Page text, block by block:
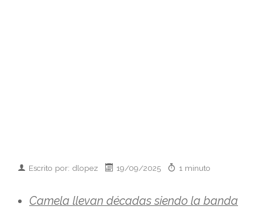
Escrito por: dlopez 19/09/2025 1 minuto
Camela llevan décadas siendo la banda